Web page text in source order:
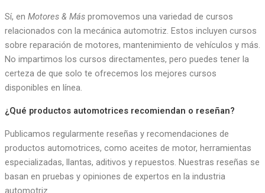
Sí, en Motores & Más promovemos una variedad de cursos
relacionados con la mecánica automotriz. Estos incluyen cursos
sobre reparación de motores, mantenimiento de vehículos y más.
No impartimos los cursos directamentes, pero puedes tener la
certeza de que solo te ofrecemos los mejores cursos
disponibles en línea.
¿Qué productos automotrices recomiendan o reseñan?
Publicamos regularmente reseñas y recomendaciones de
productos automotrices, como aceites de motor, herramientas
especializadas, llantas, aditivos y repuestos. Nuestras reseñas se
basan en pruebas y opiniones de expertos en la industria
automotriz.